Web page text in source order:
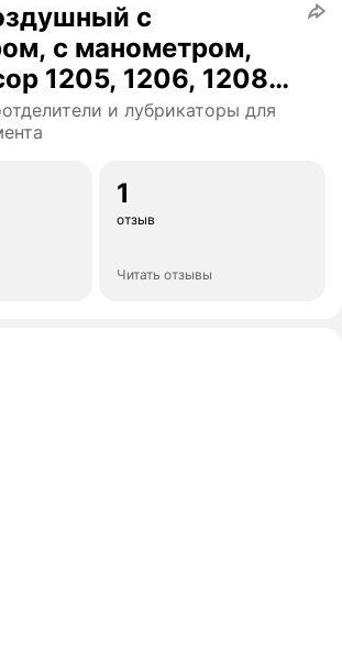
с
с манометром,
1205, 1206, 1208) -
и лубрикаторы для
1
отзыв
Читать отзывы